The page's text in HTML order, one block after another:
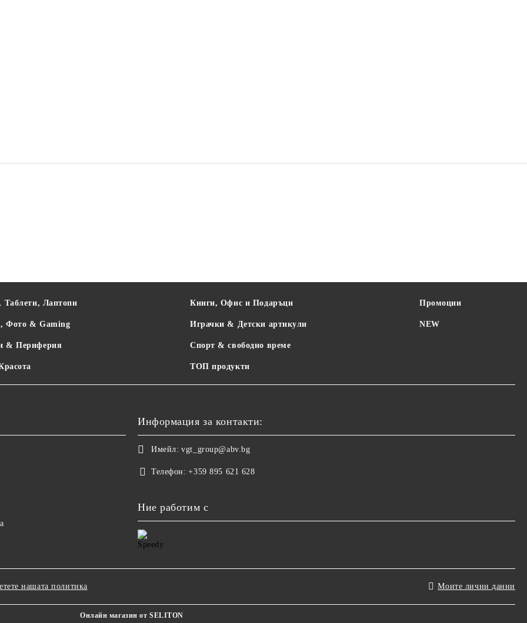
Таблети, Лаптопи
Фото & Gaming
& Периферия
Книги, Офис и Подаръци
Играчки & Детски артикули
Спорт & свободно време
ТОП продукти
Промоции
NEW
Информация за контакти:
Имейл: vgt_group@abv.bg
Телефон: +359 895 621 628
Ние работим с
нашата политика Моите лични данни
Онлайн магазин от SELITON